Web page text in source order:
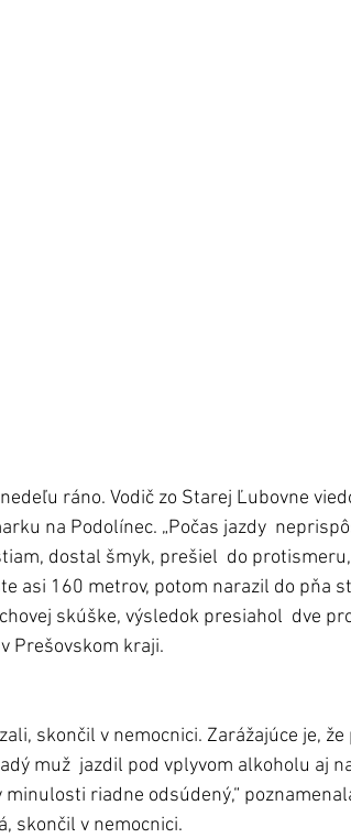
ráno. Vodič zo Starej Ľubovne
na Podolínec. „Počas jazdy
dostal šmyk, prešiel  do
asi 160 metrov, potom narazil do pňa
skúške, výsledok presiahol  dve
Prešovskom kraji.
skončil v nemocnici. Zarážajúce je,
muž  jazdil pod vplyvom alkoholu aj
minulosti riadne odsúdený,“
skončil v nemocnici.